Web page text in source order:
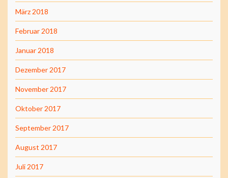
März 2018
Februar 2018
Januar 2018
Dezember 2017
November 2017
Oktober 2017
September 2017
August 2017
Juli 2017